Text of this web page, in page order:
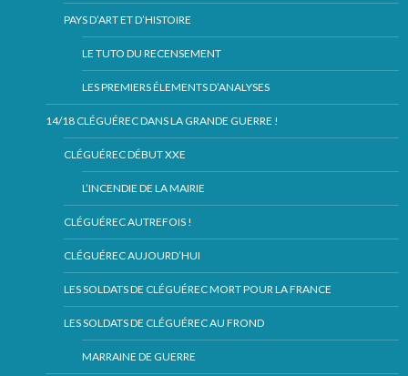
PAYS D’ART ET D’HISTOIRE
LE TUTO DU RECENSEMENT
LES PREMIERS ÉLEMENTS D’ANALYSES
14/18 CLÉGUÉREC DANS LA GRANDE GUERRE !
CLÉGUÉREC DÉBUT XXE
L’INCENDIE DE LA MAIRIE
CLÉGUÉREC AUTREFOIS !
CLÉGUÉREC AUJOURD’HUI
LES SOLDATS DE CLÉGUÉREC MORT POUR LA FRANCE
LES SOLDATS DE CLÉGUÉREC AU FROND
MARRAINE DE GUERRE